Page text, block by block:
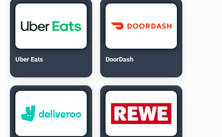
Uber Eats DoorDash